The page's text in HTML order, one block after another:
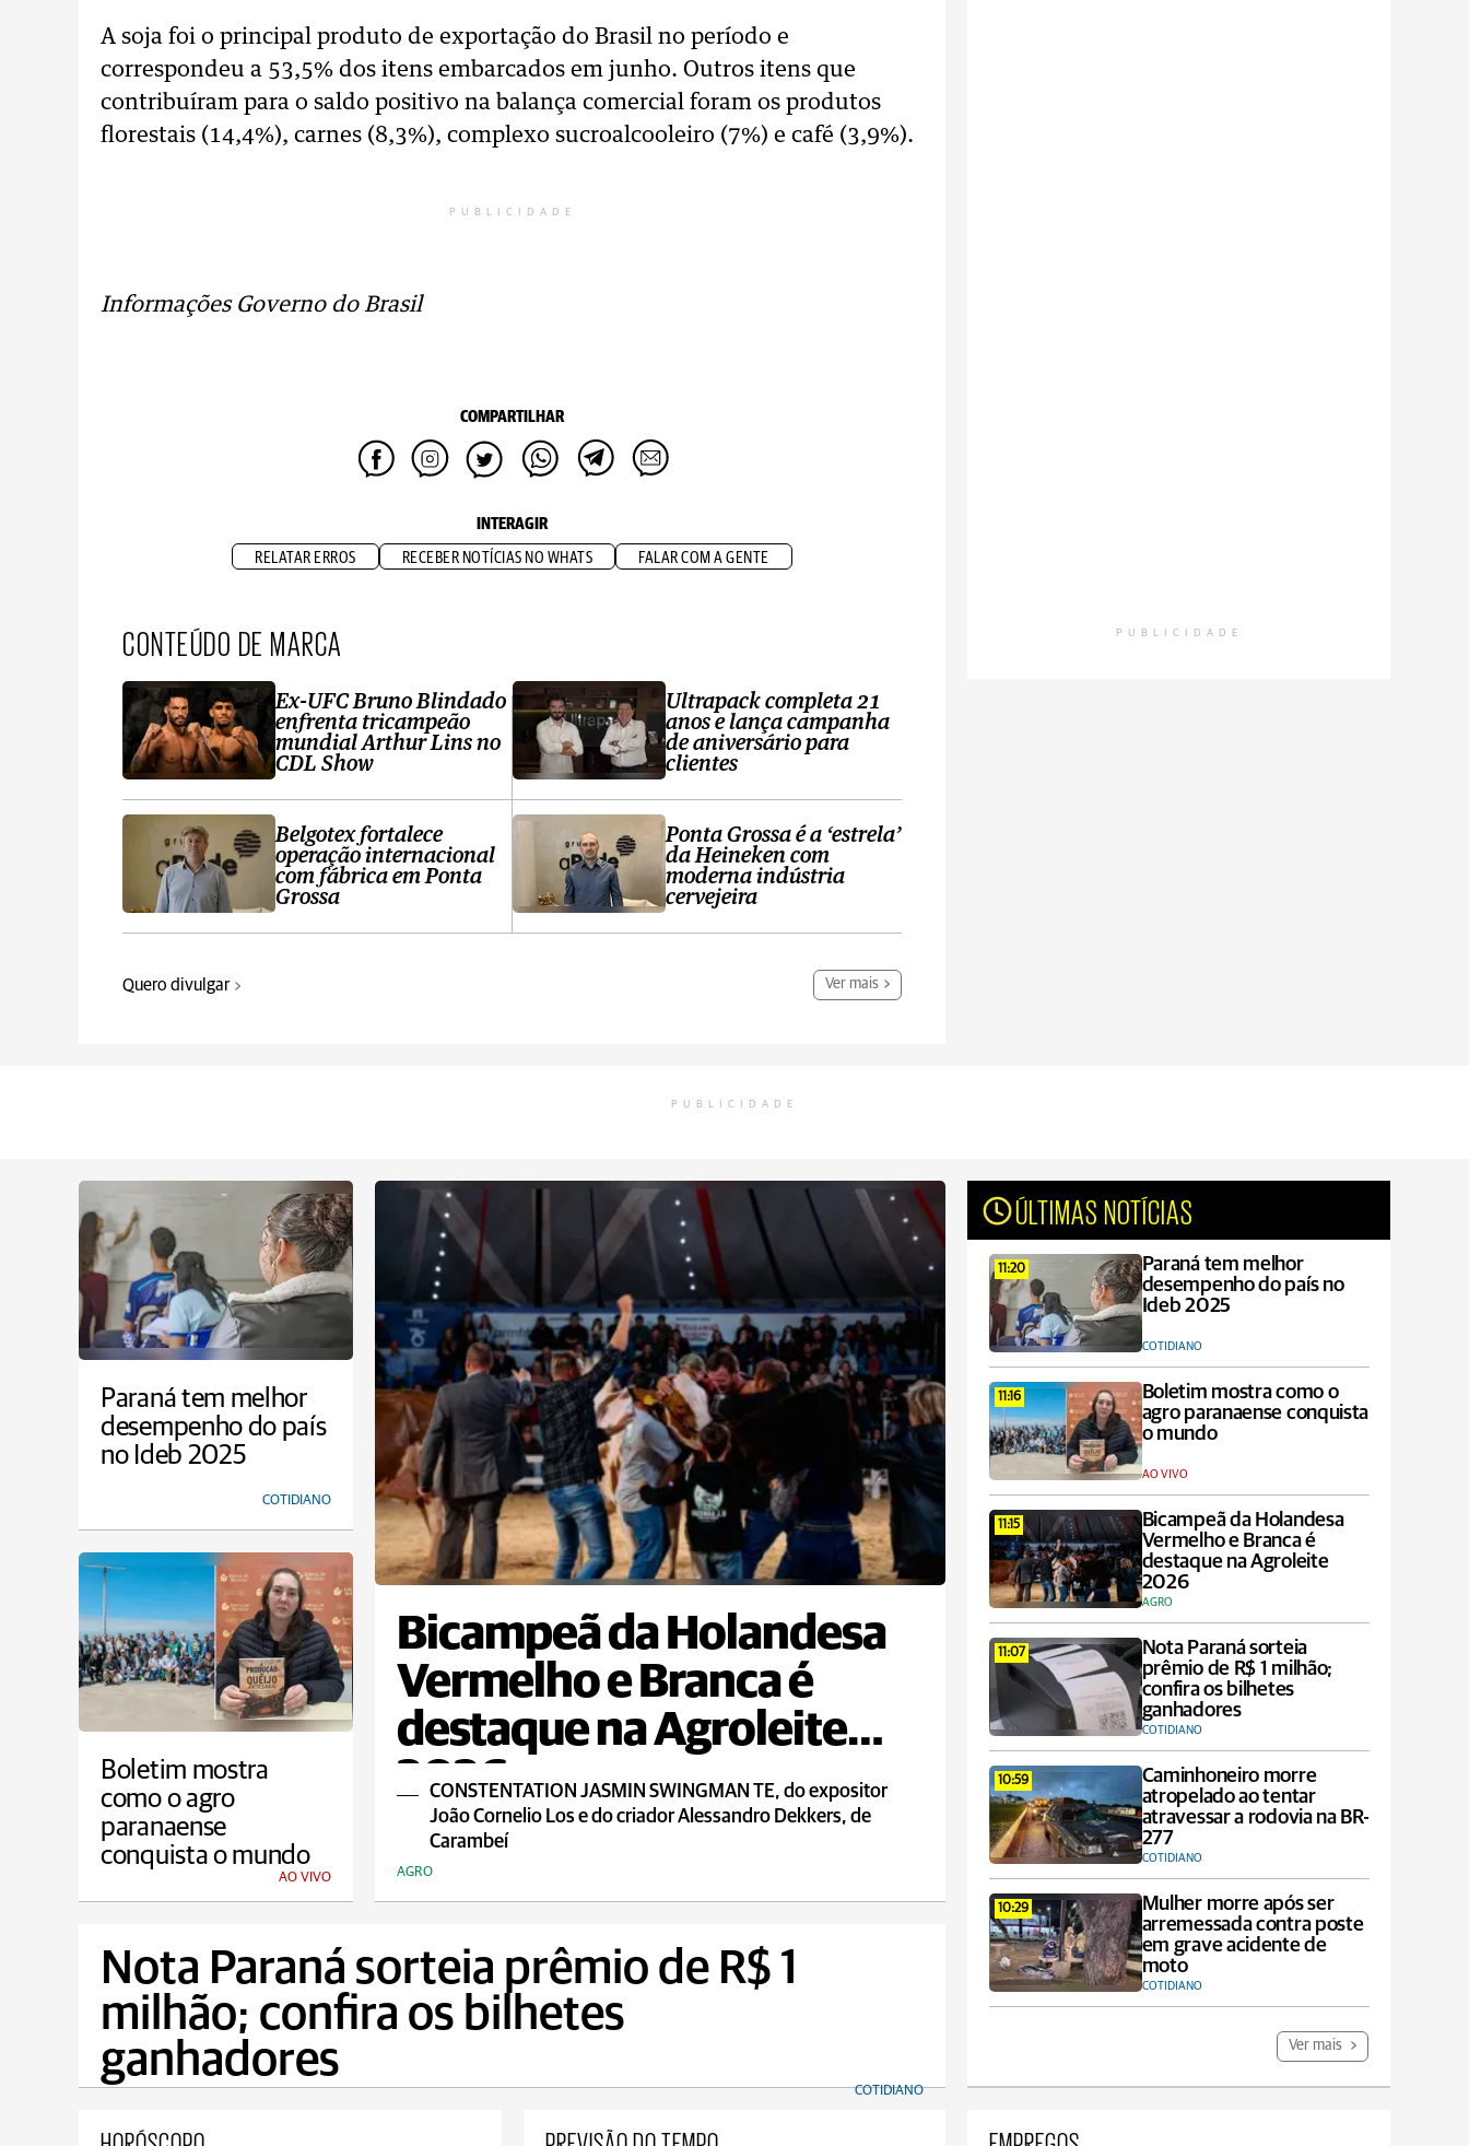
A soja foi o principal produto de exportação do Brasil no período e
correspondeu a 53,5% dos itens embarcados em junho. Outros itens que
contribuíram para o saldo positivo na balança comercial foram os produtos
florestais (14,4%), carnes (8,3%), complexo sucroalcooleiro (7%) e café (3,9%).
PUBLICIDADE
Informações Governo do Brasil
COMPARTILHAR
INTERAGIR
RELATAR ERROS RECEBER NOTÍCIAS NO WHATS FALAR COM A GENTE
CONTEÚDO DE MARCA
Ex-UFC Bruno Blindado
enfrenta tricampeão
mundial Arthur Lins no
CDL Show
Belgotex fortalece
operação internacional
com fábrica em Ponta
Grossa
Ultrapack completa 21
anos e lança campanha
de aniversário para
clientes
Ponta Grossa é a ‘estrela’
da Heineken com
moderna indústria
cervejeira
Quero divulgar Ver mais
PUBLICIDADE
PUBLICIDADE
Paraná tem melhor
desempenho do país
no Ideb 2025
COTIDIANO
Bicampeã da Holandesa
Vermelho e Branca é
destaque na Agroleite
2026
CONSTENTATION JASMIN SWINGMAN TE, do expositor
João Cornelio Los e do criador Alessandro Dekkers, de
Carambeí
AGRO
ÚLTIMAS NOTÍCIAS
11:20
Paraná tem melhor
desempenho do país no
Ideb 2025
COTIDIANO
11:16
Boletim mostra como o
agro paranaense conquista
o mundo
AO VIVO
11:15
Bicampeã da Holandesa
Vermelho e Branca é
destaque na Agroleite
2026
AGRO
11:07
Nota Paraná sorteia
prêmio de R$ 1 milhão;
confira os bilhetes
ganhadores
COTIDIANO
10:59
Caminhoneiro morre
atropelado ao tentar
atravessar a rodovia na BR-
277
COTIDIANO
10:29
Mulher morre após ser
arremessada contra poste
em grave acidente de
moto
COTIDIANO
Ver mais
Boletim mostra
como o agro
paranaense
conquista o mundo
AO VIVO
Nota Paraná sorteia prêmio de R$ 1
milhão; confira os bilhetes
ganhadores
COTIDIANO